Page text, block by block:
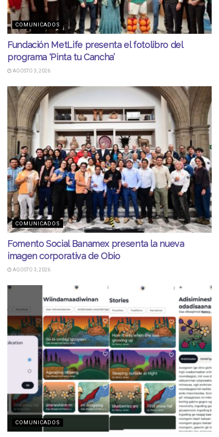
COMUNICADOS
Fundación MetLife presenta el fotolibro del
programa ‘Pinta tu Cancha’
AGOSTO 3, 2026
COMUNICADOS
Fomento Social Banamex presenta la nueva
imagen corporativa de Obio
AGOSTO 3, 2026
COMUNICADOS